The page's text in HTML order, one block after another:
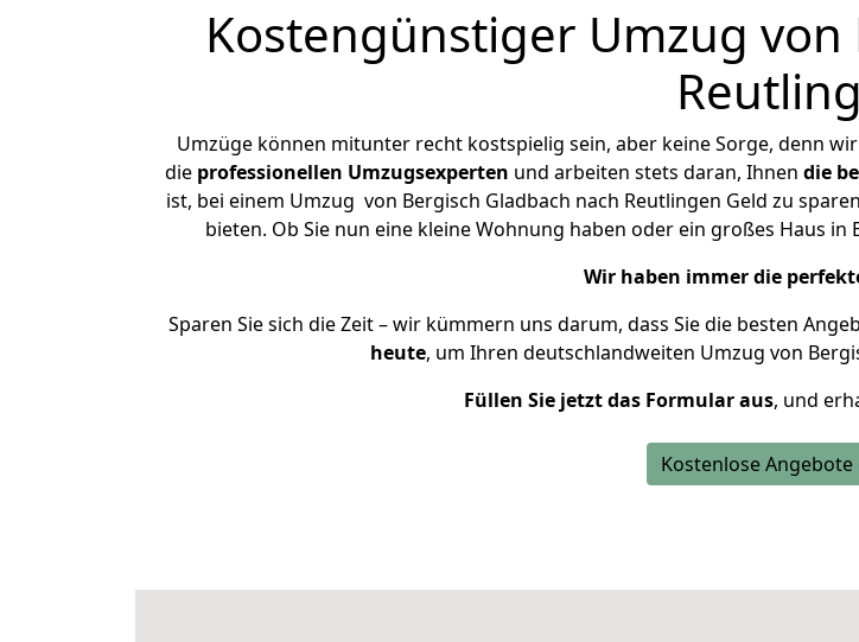
Kostengünstiger Umzug von
Umzüge können mitunter recht kostspielig sein, aber keine Sorge, denn
die professionellen Umzugsexperten und arbeiten stets daran, Ihnen die
ist, bei einem Umzug von Bergisch Gladbach nach Reutlingen Geld zu
bieten. Ob Sie nun eine kleine Wohnung haben oder ein großes Haus
Wir haben immer die
Sparen Sie sich die Zeit – wir kümmern uns darum, dass Sie die besten
heute, um Ihren deutschlandweiten Umzug von
Füllen Sie jetzt das Formular aus, und
Kostenlose